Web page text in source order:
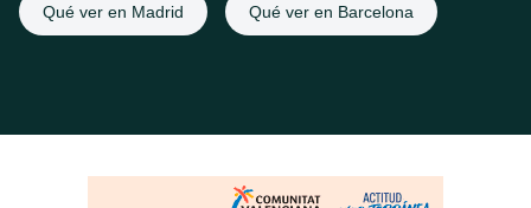
Qué ver en Madrid Qué ver en Barcelona